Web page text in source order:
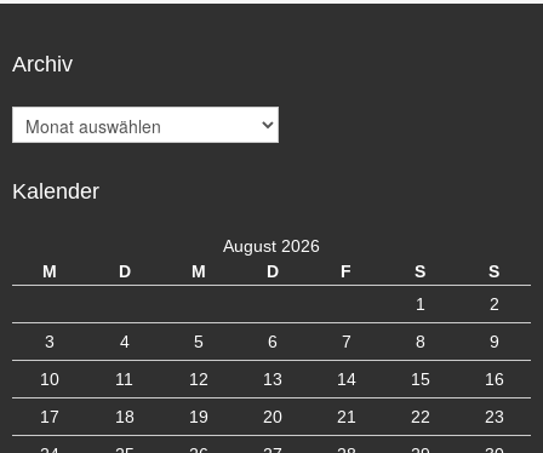
Archiv
r
h
Kalender
August 2026
M
D M D F S
S
1
2
3
4 5 6 7 8
9
10
11 12 13 14 15
16
17
18 19 20 21 22
23